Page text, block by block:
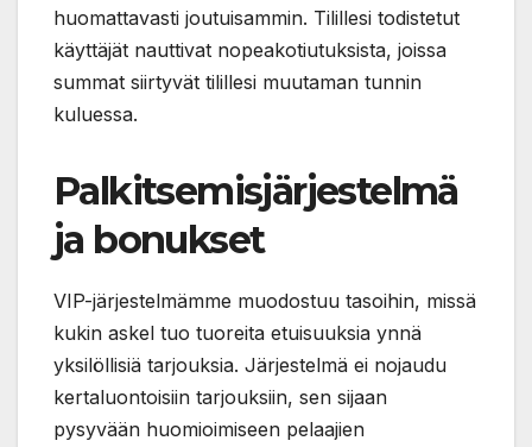
huomattavasti joutuisammin. Tilillesi todistetut
käyttäjät nauttivat nopeakotiutuksista, joissa
summat siirtyvät tilillesi muutaman tunnin
kuluessa.
Palkitsemisjärjestelmä
ja bonukset
VIP-järjestelmämme muodostuu tasoihin, missä
kukin askel tuo tuoreita etuisuuksia ynnä
yksilöllisiä tarjouksia. Järjestelmä ei nojaudu
kertaluontoisiin tarjouksiin, sen sijaan
pysyvään huomioimiseen pelaajien